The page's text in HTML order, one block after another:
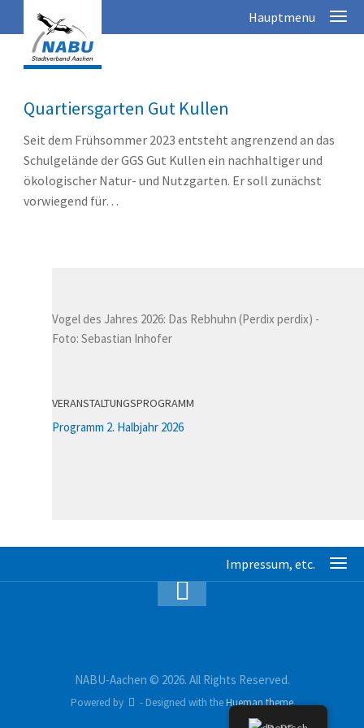
Quartiersgarten Gut Kullen
Seit dem Frühsommer 2023 entsteht angrenzend an das
Schulgelände der GGS Gut Kullen ein nachhaltiger und
ökologischer Natur- und Nutzgarten. Er soll zunächst
vorwiegend für…
Vogel des Jahres 2026: Das Rebhuhn (Perdix perdix) -
Foto: Sebastian Inhofer
VERANSTALTUNGSPROGRAMM
Programm 2. Halbjahr 2026
NABU-Aachen © 2026. All Rights Reserved.
Powered by - Designed with theHueman theme